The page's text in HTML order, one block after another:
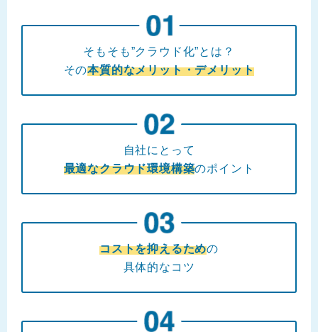
そもそも”クラウド化”とは？
その本質的なメリット・デメリット
自社にとって
最適なクラウド環境構築のポイント
コストを抑えるための
具体的なコツ